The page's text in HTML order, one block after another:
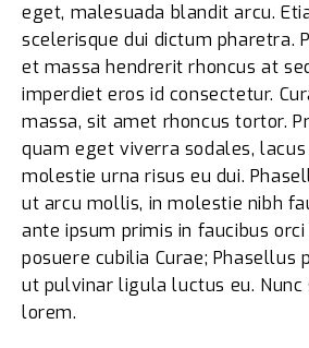
eget, malesuada blandit arcu.
scelerisque dui dictum pharetra.
et massa hendrerit rhoncus at
imperdiet eros id consectetur.
massa, sit amet rhoncus tortor.
quam eget viverra sodales, lacus
molestie urna risus eu dui.
ut arcu mollis, in molestie nibh
ante ipsum primis in faucibus
posuere cubilia Curae; Phasellus
ut pulvinar ligula luctus eu. Nunc
lorem.